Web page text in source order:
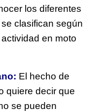
los diferentes
clasifican según
en moto
El hecho de
quiere decir que
se pueden